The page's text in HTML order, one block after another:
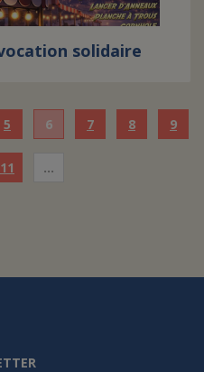
solidaire
5 6 7 8 9
11 …